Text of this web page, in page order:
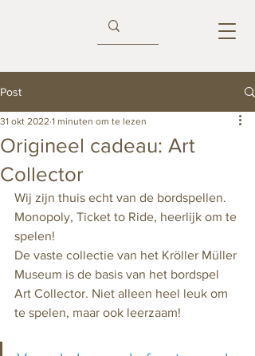
Post
Origineel cadeau: Art
Collector
31 okt 2022 1 minuten om te lezen
Wij zijn thuis echt van de bordspellen.
Monopoly, Ticket to Ride, heerlijk om te
spelen!
De vaste collectie van het Kröller Müller
Museum is de basis van het bordspel
Art Collector. Niet alleen heel leuk om
te spelen, maar ook leerzaam!